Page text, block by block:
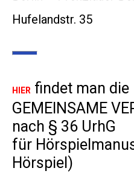
Hufelandstr. 35
HIER findet man die
GEMEINSAME
nach § 36 UrhG
für
Hörspiel)